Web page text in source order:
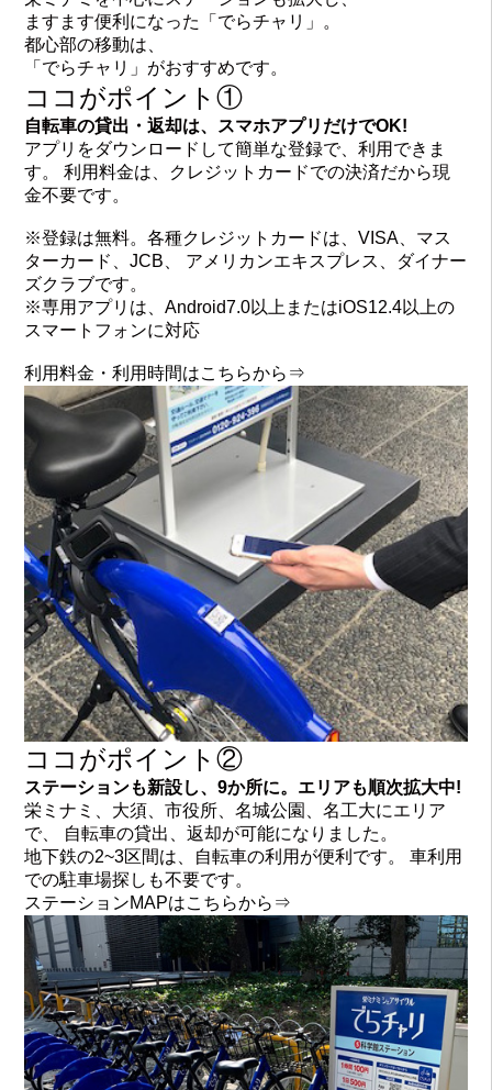
ますます便利になった「でらチャリ」。
都心部の移動は、
「でらチャリ」がおすすめです。
ココがポイント①
自転車の貸出・返却は、スマホアプリだけでOK!
アプリをダウンロードして簡単な登録で、利用できま
す。 利用料金は、クレジットカードでの決済だから現
金不要です。
※登録は無料。各種クレジットカードは、VISA、マス
ターカード、JCB、 アメリカンエキスプレス、ダイナー
ズクラブです。
※専用アプリは、Android7.0以上またはiOS12.4以上の
スマートフォンに対応
利用料金・利用時間はこちらから⇒
ココがポイント②
ステーションも新設し、9か所に。エリアも順次拡大中!
栄ミナミ、大須、市役所、名城公園、名工大にエリア
で、 自転車の貸出、返却が可能になりました。
地下鉄の2~3区間は、自転車の利用が便利です。 車利用
での駐車場探しも不要です。
ステーションMAPはこちらから⇒